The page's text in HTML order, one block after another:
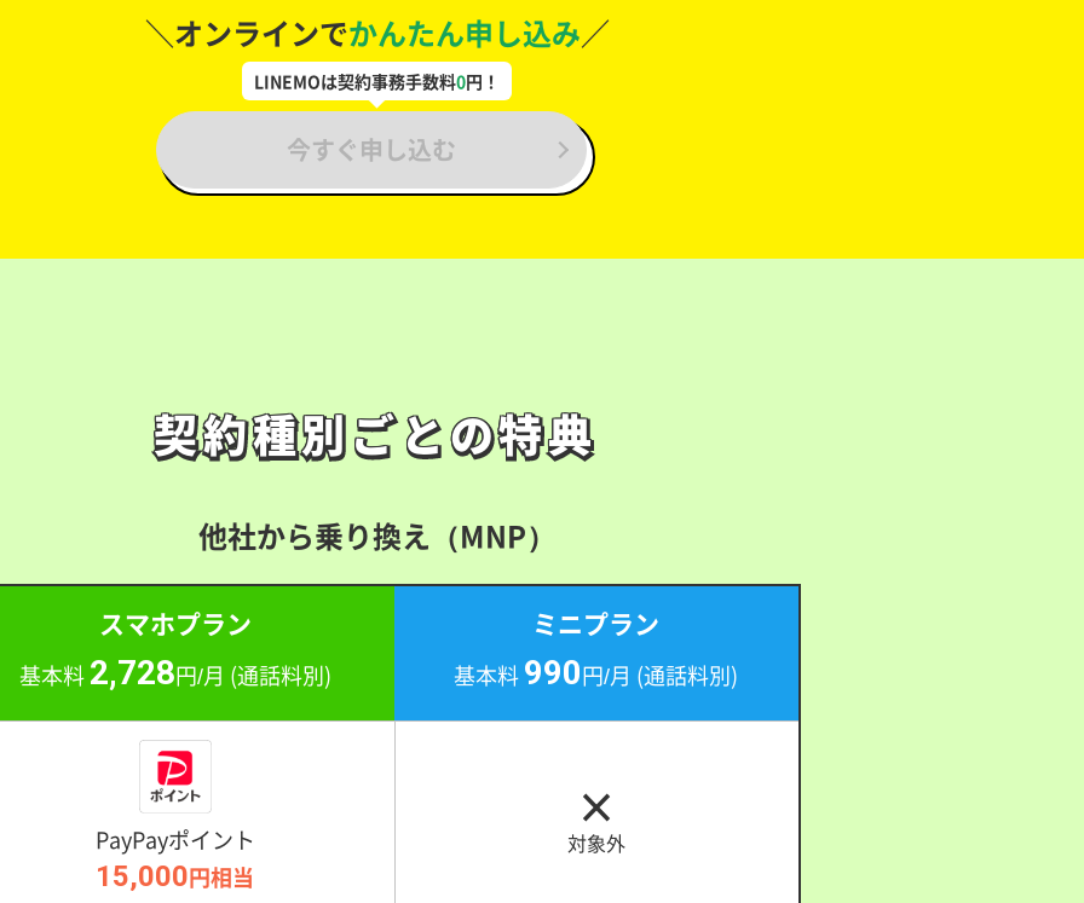
＼オンラインでかんたん申し込み／
LINEMOは契約事務手数料0円！
今すぐ申し込む
契約種別ごとの特典
契約種別ごとの特典
他社から乗り換え（MNP）
スマホプラン
基本料 2,728円/月 (通話料別)
ミニプラン
基本料990円/月 (通話料別)
PayPayポイント
15,000円相当
対象外